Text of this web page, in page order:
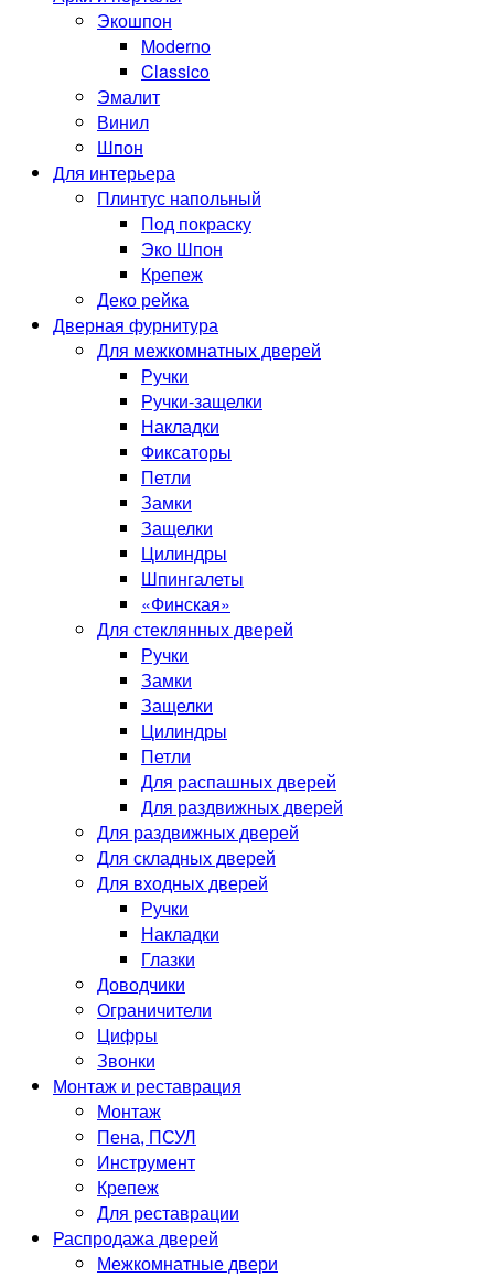
Экошпон
Moderno
Classico
Эмалит
Винил
Шпон
Для интерьера
Плинтус напольный
Под покраску
Эко Шпон
Крепеж
Деко рейка
Дверная фурнитура
Для межкомнатных дверей
Ручки
Ручки-защелки
Накладки
Фиксаторы
Петли
Замки
Защелки
Цилиндры
Шпингалеты
«Финская»
Для стеклянных дверей
Ручки
Замки
Защелки
Цилиндры
Петли
Для распашных дверей
Для раздвижных дверей
Для раздвижных дверей
Для складных дверей
Для входных дверей
Ручки
Накладки
Глазки
Доводчики
Ограничители
Цифры
Звонки
Монтаж и реставрация
Монтаж
Пена, ПСУЛ
Инструмент
Крепеж
Для реставрации
Распродажа дверей
Межкомнатные двери